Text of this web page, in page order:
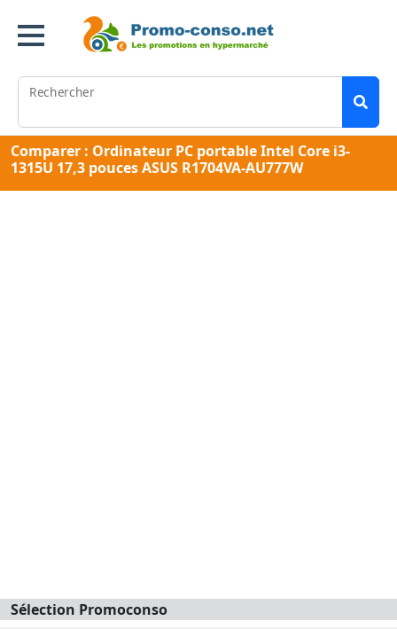
Rechercher
Comparer : Ordinateur PC portable Intel Core i3-
1315U 17,3 pouces ASUS R1704VA-AU777W
Sélection Promoconso